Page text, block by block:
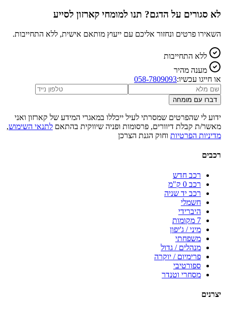
לא סגורים על הדגם? תנו למומחי קארזון לסייע
השאירו פרטים ונחזור אליכם עם ייעוץ מותאם אישית, ללא התחייבות.
ללא התחייבות
מענה מהיר
או חייגו עכשיו:058-7809093
דברו עם מומחה
ידוע לי שהפרטים שמסרתי לעיל ייכללו במאגרי המידע של קארזון ואני
מאשר/ת קבלת דיוורים, פרסומות ופניה שיווקית בהתאם לתנאי השימוש,
מדיניות הפרטיות וחוק הגנת הצרכן
רכבים
רכב חדש
רכב 0 ק"מ
רכב יד שניה
חשמלי
היברידי
7 מקומות
מיני / ג'יפון
משפחתי
מנהלים / גדול
פרימיום / יוקרה
ספורטיבי
מסחרי וטנדר
יצרנים